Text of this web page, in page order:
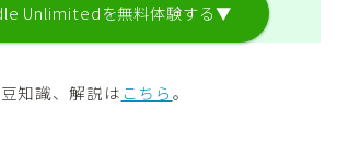
Unlimitedを無料体験する▼
知識、解説は こちら。